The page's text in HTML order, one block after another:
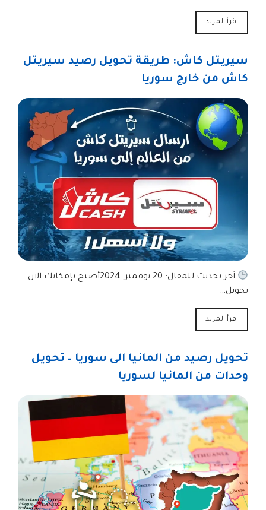
اقرأ المزيد
سيريتل كاش: طريقة تحويل رصيد سيريتل
كاش من خارج سوريا
آخر تحديث للمقال: 20 نوفمبر, 2024أصبح بإمكانك الان
تحويل…
اقرأ المزيد
تحويل رصيد من المانيا الى سوريا – تحويل
وحدات من المانيا لسوريا